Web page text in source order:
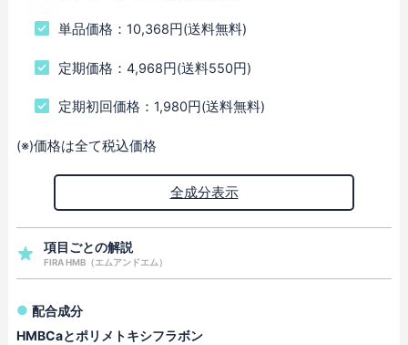
単品価格：10,368円(送料無料)
定期価格：4,968円(送料550円)
定期初回価格：1,980円(送料無料)
(※)価格は全て税込価格
全成分表示
項目ごとの解説
FIRA HMB（エムアンドエム）
配合成分
HMBCaとポリメトキシフラボン